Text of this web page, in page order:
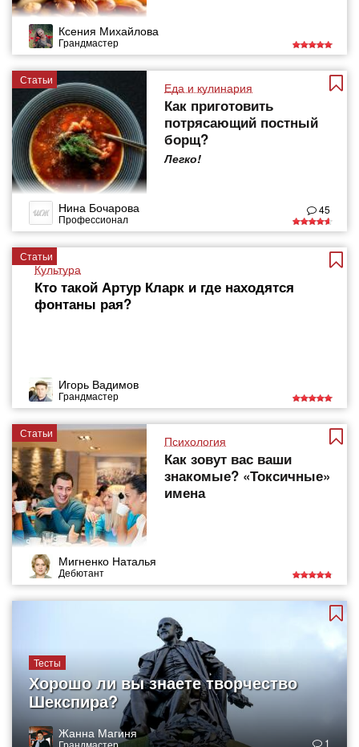
Ксения Михайлова
Грандмастер
Статьи
Еда и кулинария
Как приготовить
потрясающий постный
борщ?
Легко!
Нина Бочарова
Профессионал
45
Статьи
Культура
Кто такой Артур Кларк и где находятся
фонтаны рая?
Игорь Вадимов
Грандмастер
Статьи
Психология
Как зовут вас ваши
знакомые? «Токсичные»
имена
Мигненко Наталья
Дебютант
Тесты
Хорошо ли вы знаете творчество
Шекспира?
Жанна Магиня
Грандмастер 1